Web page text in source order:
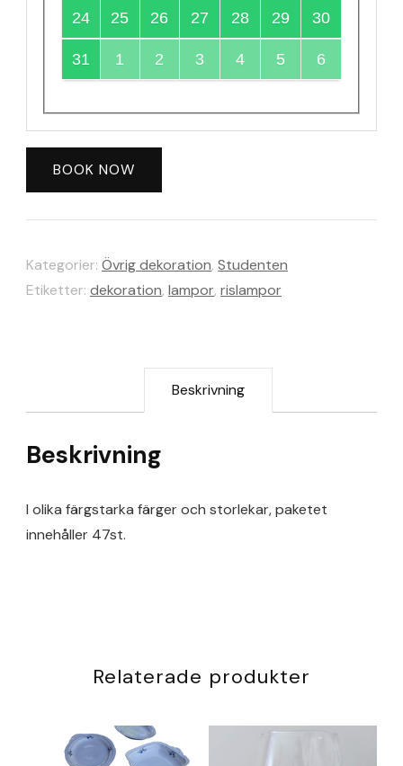
24 25 26 27 28 29 30
31 1 2 3 4 5 6
BOOK NOW
Kategorier: Övrig dekoration, Studenten
Etiketter: dekoration, lampor, rislampor
Beskrivning
Beskrivning
I olika färgstarka färger och storlekar, paketet
innehåller 47st.
Relaterade produkter